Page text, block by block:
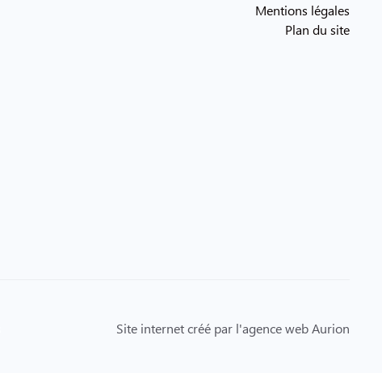
Mentions légales
Plan du site
Site internet créé par l'agence web Aurion